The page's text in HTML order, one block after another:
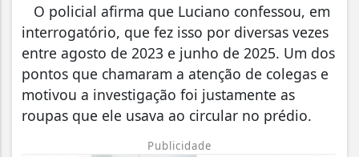
O policial afirma que Luciano confessou, em
interrogatório, que fez isso por diversas vezes
entre agosto de 2023 e junho de 2025. Um dos
pontos que chamaram a atenção de colegas e
motivou a investigação foi justamente as
roupas que ele usava ao circular no prédio.
Publicidade